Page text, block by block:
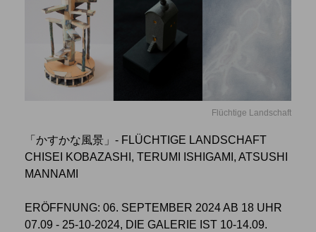
Flüchtige Landschaft
「かすかな風景」- FLÜCHTIGE LANDSCHAFT
CHISEI KOBAZASHI, TERUMI ISHIGAMI, ATSUSHI
MANNAMI
ERÖFFNUNG: 06. SEPTEMBER 2024 AB 18 UHR
07.09 - 25-10-2024, DIE GALERIE IST 10-14.09.